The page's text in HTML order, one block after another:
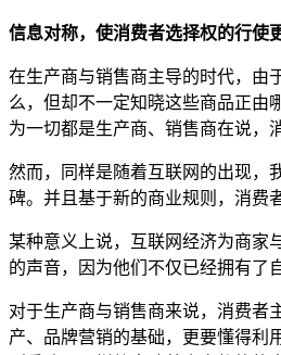
信息对称，使消费者选择权的行使
在生产商与销售商主导的时代，由
么，但却不一定知晓这些商品正由
为一切都是生产商、销售商在说，
然而，同样是随着互联网的出现，
碑。并且基于新的商业规则，消费
某种意义上说，互联网经济为商家
的声音，因为他们不仅已经拥有了
对于生产商与销售商来说，消费者
产、品牌营销的基础，更要懂得利